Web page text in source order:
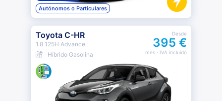
Autónomos o Particulares
Toyota C-HR
1.8 125H Advance
Híbrido Gasolina
Desde
395 €
mes· IVA incluido